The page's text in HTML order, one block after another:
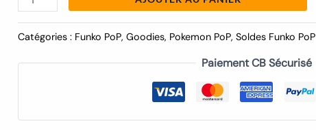
Catégories : Funko PoP, Goodies, Pokemon PoP, Soldes Funko PoP
Paiement CB Sécurisé